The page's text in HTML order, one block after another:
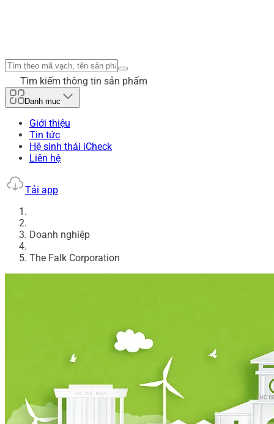
Tìm kiếm thông tin sản phẩm
Danh mục
Giới thiệu
Tin tức
Hệ sinh thái iCheck
Liên hệ
Tải app
Doanh nghiệp
The Falk Corporation